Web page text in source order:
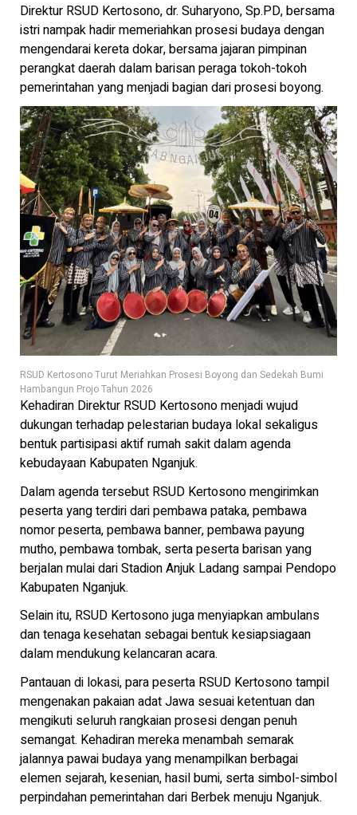
Direktur RSUD Kertosono, dr. Suharyono, Sp.PD, bersama
istri nampak hadir memeriahkan prosesi budaya dengan
mengendarai kereta dokar, bersama jajaran pimpinan
perangkat daerah dalam barisan peraga tokoh-tokoh
pemerintahan yang menjadi bagian dari prosesi boyong.
RSUD Kertosono Turut Meriahkan Prosesi Boyong dan Sedekah Bumi
Hambangun Projo Tahun 2026
Kehadiran Direktur RSUD Kertosono menjadi wujud
dukungan terhadap pelestarian budaya lokal sekaligus
bentuk partisipasi aktif rumah sakit dalam agenda
kebudayaan Kabupaten Nganjuk.
Dalam agenda tersebut RSUD Kertosono mengirimkan
peserta yang terdiri dari pembawa pataka, pembawa
nomor peserta, pembawa banner, pembawa payung
mutho, pembawa tombak, serta peserta barisan yang
berjalan mulai dari Stadion Anjuk Ladang sampai Pendopo
Kabupaten Nganjuk.
Selain itu, RSUD Kertosono juga menyiapkan ambulans
dan tenaga kesehatan sebagai bentuk kesiapsiagaan
dalam mendukung kelancaran acara.
Pantauan di lokasi, para peserta RSUD Kertosono tampil
mengenakan pakaian adat Jawa sesuai ketentuan dan
mengikuti seluruh rangkaian prosesi dengan penuh
semangat. Kehadiran mereka menambah semarak
jalannya pawai budaya yang menampilkan berbagai
elemen sejarah, kesenian, hasil bumi, serta simbol-simbol
perpindahan pemerintahan dari Berbek menuju Nganjuk.